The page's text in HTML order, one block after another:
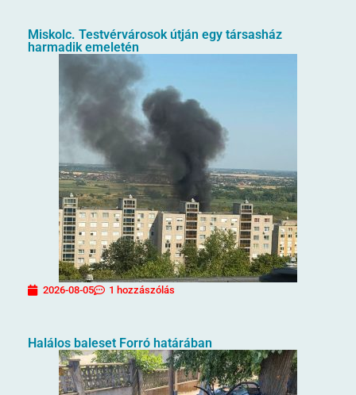
Miskolc. Testvérvárosok útján egy társasház
harmadik emeletén
2026-08-05 1 hozzászólás
Halálos baleset Forró határában